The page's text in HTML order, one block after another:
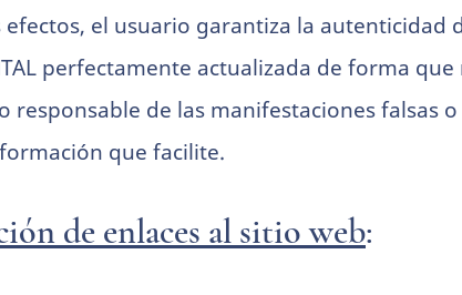
efectos, el usuario garantiza la
perfectamente actualizada de forma
responsable de las manifestaciones falsas
que facilite.
de enlaces al sitio web: